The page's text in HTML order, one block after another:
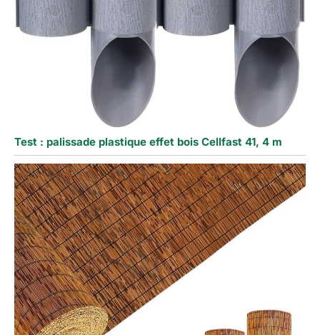
Test : palissade plastique effet bois Cellfast 41, 4 m